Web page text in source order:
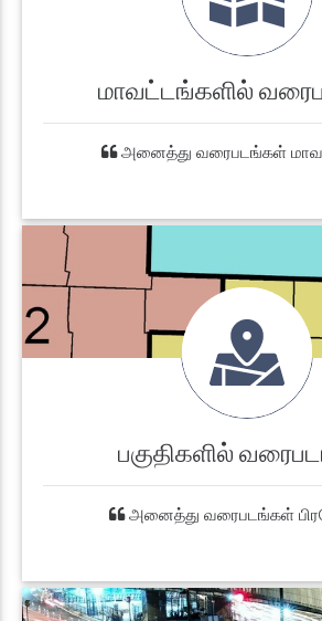
மாவட்டங்களில்
அனைத்து வரைபடங்கள்
பகுதிகளில்
அனைத்து வரைபடங்கள்